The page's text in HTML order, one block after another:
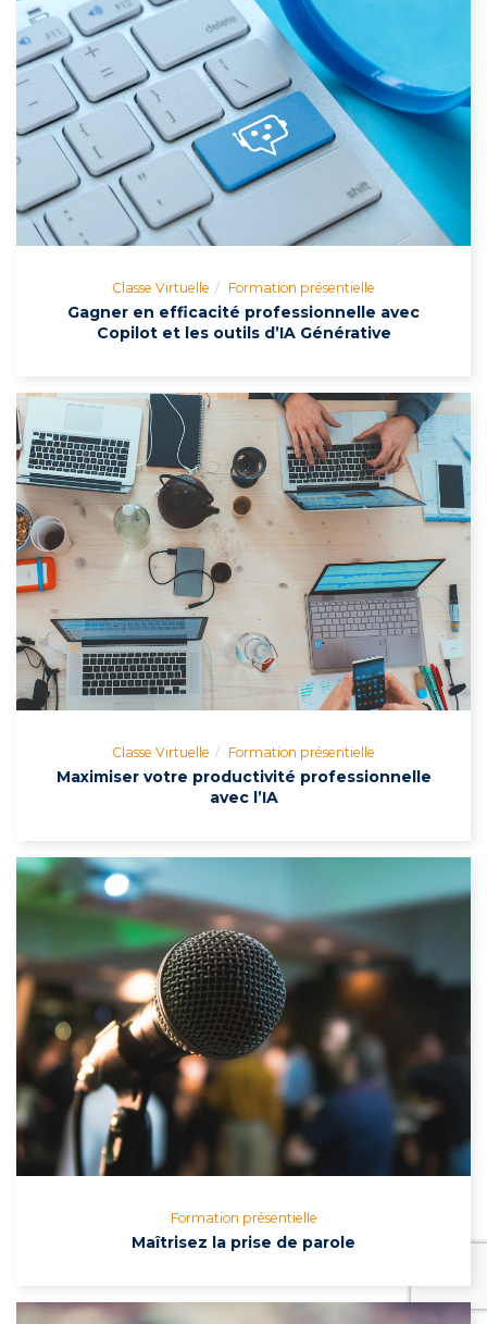
Classe Virtuelle Formation présentielle
Gagner en efficacité professionnelle avec
Copilot et les outils d’IA Générative
Classe Virtuelle Formation présentielle
Maximiser votre productivité professionnelle
avec l’IA
Formation présentielle
Maîtrisez la prise de parole